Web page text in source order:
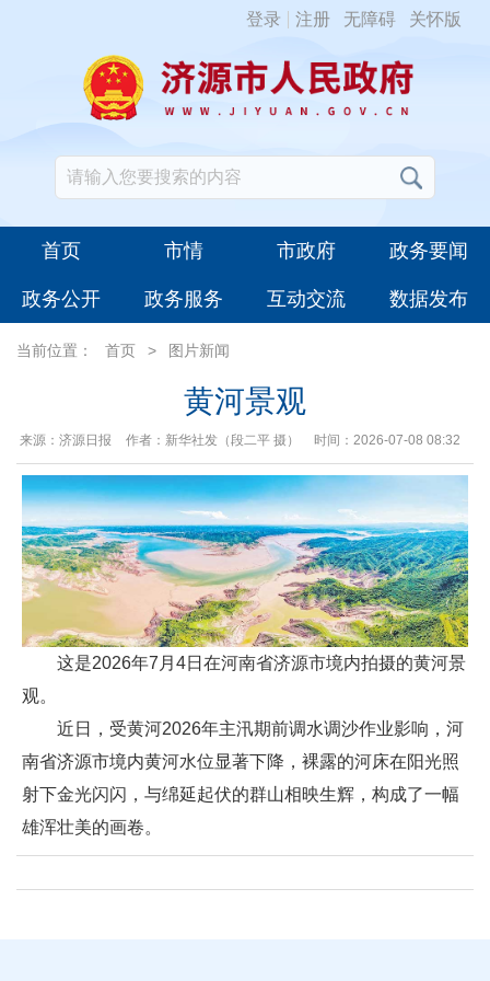
登录 注册 无障碍 关怀版
首页 市情 市政府 政务要闻
政务公开 政务服务 互动交流 数据发布
当前位置： 首页 > 图片新闻
黄河景观
来源：济源日报 作者：新华社发（段二平 摄） 时间：2026-07-08 08:32
这是2026年7月4日在河南省济源市境内拍摄的黄河景
观。
近日，受黄河2026年主汛期前调水调沙作业影响，河
南省济源市境内黄河水位显著下降，裸露的河床在阳光照
射下金光闪闪，与绵延起伏的群山相映生辉，构成了一幅
雄浑壮美的画卷。